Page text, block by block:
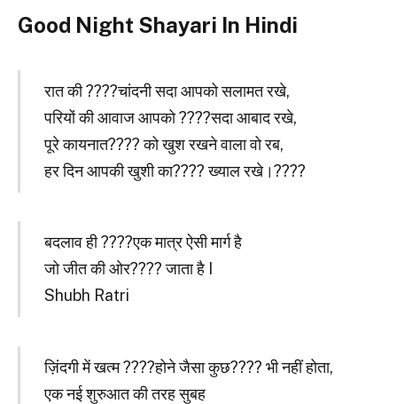
Good Night Shayari In Hindi
रात की ????चांदनी सदा आपको सलामत रखे,
परियों की आवाज आपको ????सदा आबाद रखे,
पूरे कायनात???? को खुश रखने वाला वो रब,
हर दिन आपकी खुशी का???? ख्याल रखे।????
बदलाव ही ????एक मात्र ऐसी मार्ग है
जो जीत की ओर???? जाता है I
Shubh Ratri
ज़िंदगी में खत्म ????होने जैसा कुछ???? भी नहीं होता,
एक नई शुरुआत की तरह सुबह